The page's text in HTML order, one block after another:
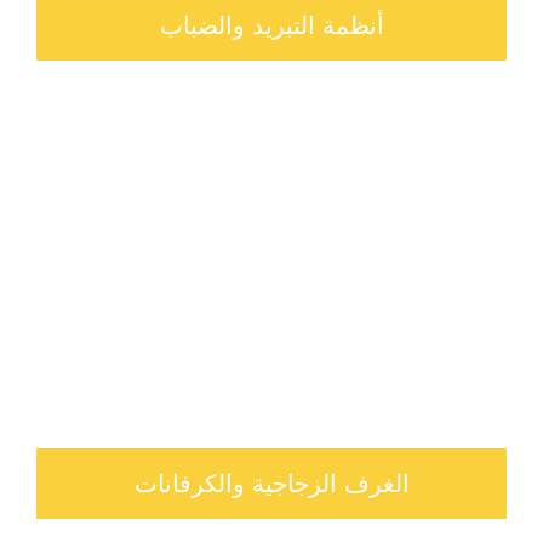
أنظمة التبريد والضباب
الغرف الزجاجية والكرفانات